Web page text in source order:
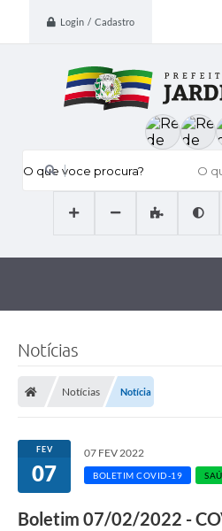
Login / Cadastro
O que voce procura?
Notícias
Notícias Notícia
FEV
07
07 FEV 2022
BOLETIM COVID-19
Boletim 07/02/2022 -